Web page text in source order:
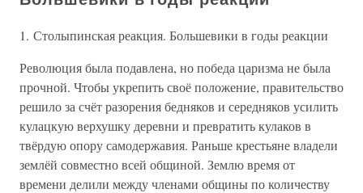
1. Столыпинская реакция. Большевики в годы реакции
Революция была подавлена, но победа царизма не была
прочной. Чтобы укрепить своё положение, правительство
решило за счёт разорения бедняков и середняков усилить
кулацкую верхушку деревни и превратить кулаков в
твёрдую опору самодержавия. Раньше крестьяне владели
землёй совместно всей общиной. Землю время от
времени делили между членами общины по количеству